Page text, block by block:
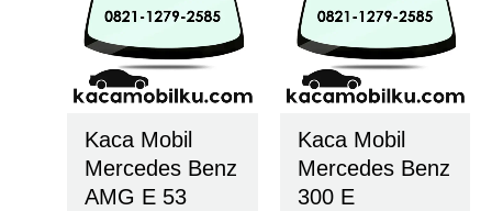
Kaca Mobil
Mercedes Benz
AMG E 53
Kaca Mobil
Mercedes Benz
300 E